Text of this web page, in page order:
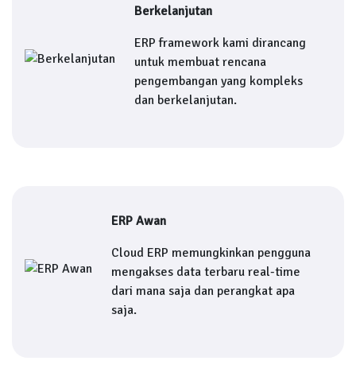
Berkelanjutan
ERP framework kami dirancang
untuk membuat rencana
pengembangan yang kompleks
dan berkelanjutan.
ERP Awan
Cloud ERP memungkinkan pengguna
mengakses data terbaru real-time
dari mana saja dan perangkat apa
saja.